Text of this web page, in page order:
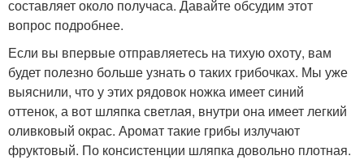
составляет около получаса. Давайте обсудим этот
вопрос подробнее.
Если вы впервые отправляетесь на тихую охоту, вам
будет полезно больше узнать о таких грибочках. Мы уже
выяснили, что у этих рядовок ножка имеет синий
оттенок, а вот шляпка светлая, внутри она имеет легкий
оливковый окрас. Аромат такие грибы излучают
фруктовый. По консистенции шляпка довольно плотная.